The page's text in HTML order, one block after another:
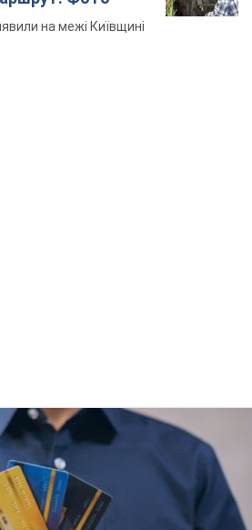
на межі Київщині